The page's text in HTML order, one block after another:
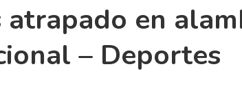
en
– Deportes